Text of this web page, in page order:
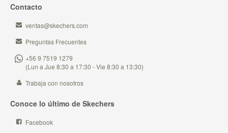
Contacto
ventas@skechers.com
Preguntas Frecuentes
+56 9 7519 1279
(Lun a Jue 8:30 a 17:30 - Vie 8:30 a 13:30)
Trabaja con nosotros
Conoce lo último de Skechers
Facebook